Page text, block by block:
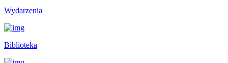
Wydarzenia
Biblioteka